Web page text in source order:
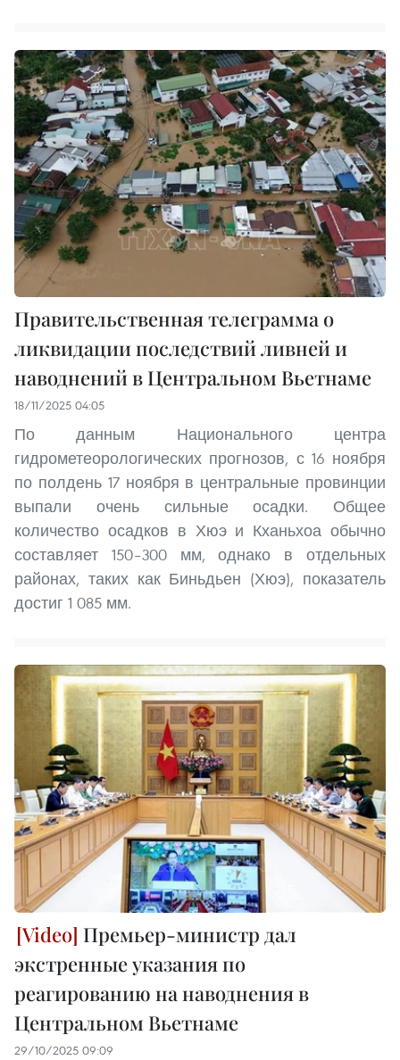
Правительственная телеграмма о
ликвидации последствий ливней и
наводнений в Центральном Вьетнаме
18/11/2025 04:05
По данным Национального центра
гидрометеорологических прогнозов, с 16 ноября
по полдень 17 ноября в центральные провинции
выпали очень сильные осадки. Общее
количество осадков в Хюэ и Кханьхоа обычно
составляет 150–300 мм, однако в отдельных
районах, таких как Биньдьен (Хюэ), показатель
достиг 1 085 мм.
Премьер-министр дал
экстренные указания по
реагированию на наводнения в
Центральном Вьетнаме
29/10/2025 09:09